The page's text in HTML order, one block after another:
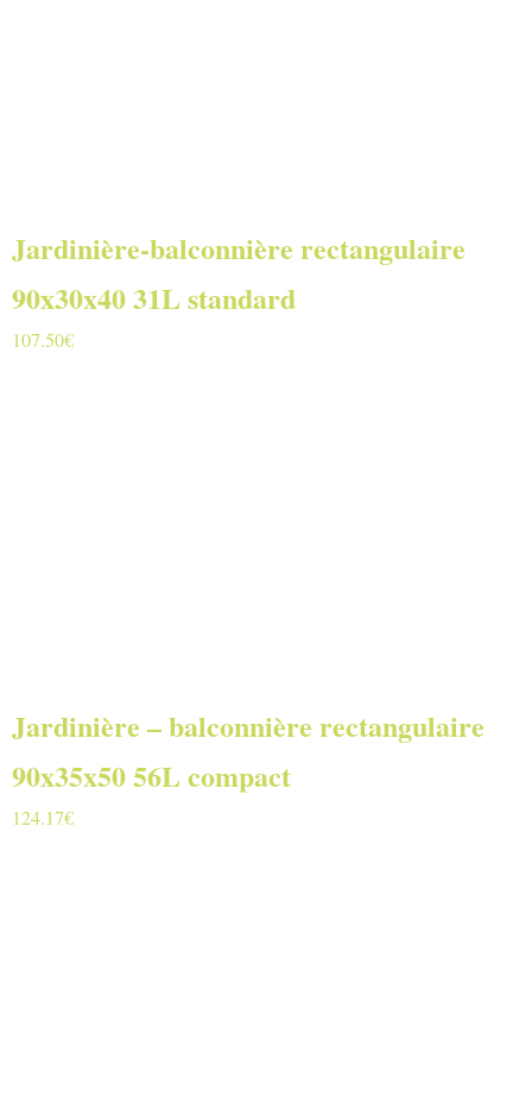
Jardinière-balconnière rectangulaire
90x30x40 31L standard
107.50€
Jardinière – balconnière rectangulaire
90x35x50 56L compact
124.17€